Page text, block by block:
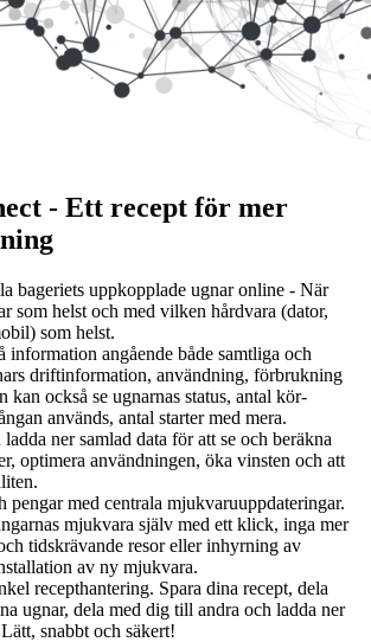
- Ett recept för mer
bageriets uppkopplade ugnar online - När
som helst och med vilken hårdvara (dator,
som helst.
information angående både samtliga och
driftinformation, användning, förbrukning
kan också se ugnarnas status, antal kör-
används, antal starter med mera.
ner samlad data för att se och beräkna
optimera användningen, öka vinsten och att
pengar med centrala mjukvaruuppdateringar.
mjukvara själv med ett klick, inga mer
tidskrävande resor eller inhyrning av
av ny mjukvara.
recepthantering. Spara dina recept, dela
ugnar, dela med dig till andra och ladda ner
snabbt och säkert!